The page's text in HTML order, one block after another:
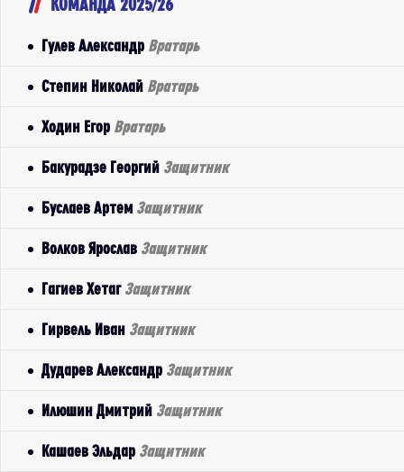
КОМАНДА 2025/26
Гулев Александр Вратарь
Степин Николай Вратарь
Ходин Егор Вратарь
Бакурадзе Георгий Защитник
Буслаев Артем Защитник
Волков Ярослав Защитник
Гагиев Хетаг Защитник
Гирвель Иван Защитник
Дударев Александр Защитник
Илюшин Дмитрий Защитник
Кашаев Эльдар Защитник